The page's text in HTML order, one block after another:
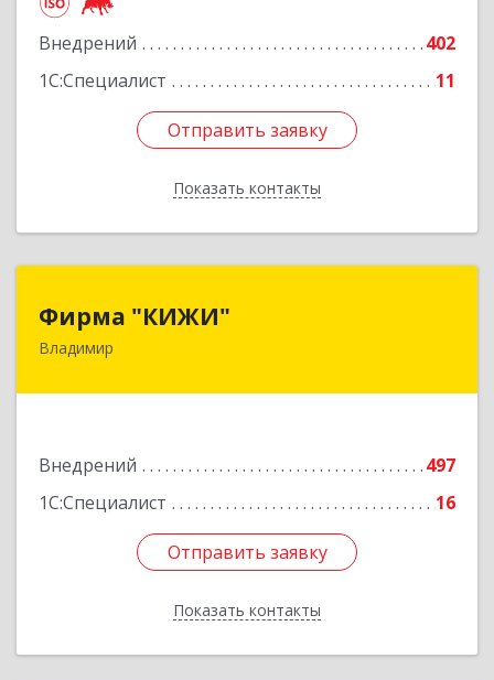
Внедрений
402
1С:Специалист
11
Отправить заявку
Показать контакты
Отправить заявку
Назад
Фирма "КИЖИ"
Владимир
Внедрений
497
1С:Специалист
16
Отправить заявку
Показать контакты
600000, Владимирская обл, Владимир г,
Отправить заявку
Назад